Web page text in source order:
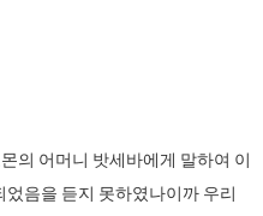
어머니 밧세바에게 말하여 이
음을 듣지 못하였나이까 우리